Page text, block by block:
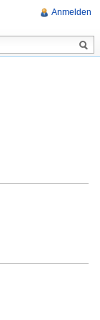
Anmelden